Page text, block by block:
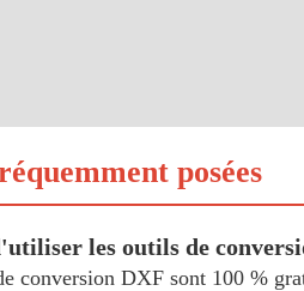
posées
les outils de
conversion DXF sont 100 %